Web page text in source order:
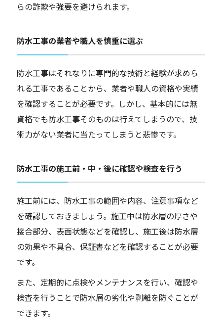
らの詐欺や強要を避けられます。
防水工事の業者や職人を慎重に選ぶ
防水工事はそれなりに専門的な技術と経験が求めら
れる工事であることから、業者や職人の資格や実績
を確認することが必要です。しかし、基本的には無
資格でも防水工事そのものは行えてしまうので、技
術力がない業者に当たってしまうと悲惨です。
防水工事の施工前・中・後に確認や検査を行う
施工前には、防水工事の範囲や内容、注意事項など
を確認しておきましょう。施工中は防水層の厚さや
接合部分、表面状態などを確認し、施工後は防水層
の効果や不具合、保証書などを確認することが必要
です。
また、定期的に点検やメンテナンスを行い、確認や
検査を行うことで防水層の劣化や剥離を防ぐことが
できます。